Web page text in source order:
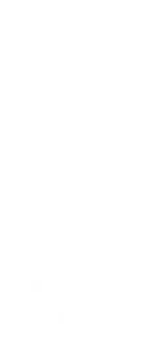
markt. De
je uitrusting
is het
zodra deze
en de
Het model in